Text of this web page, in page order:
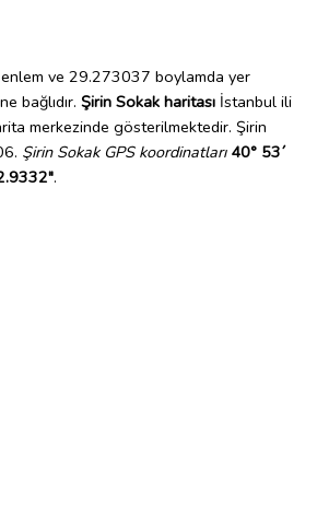
ve 29.273037 boylamda yer
bağlıdır. Şirin Sokak haritası İstanbul ili
merkezinde gösterilmektedir. Şirin
Şirin Sokak GPS koordinatları 40° 53´
.